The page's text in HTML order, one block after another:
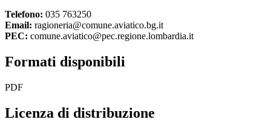
Telefono: 035 763250
Email: ragioneria@comune.aviatico.bg.it
PEC: comune.aviatico@pec.regione.lombardia.it
Formati disponibili
PDF
Licenza di distribuzione